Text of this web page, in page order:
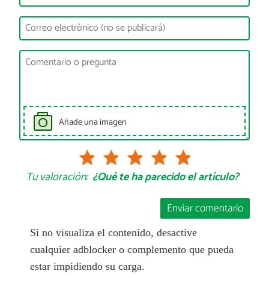
Añade una imagen
Tu valoración: ¿Qué te ha parecido el artículo?
Enviar comentario
Si no visualiza el contenido, desactive
cualquier adblocker o complemento que pueda
estar impidiendo su carga.